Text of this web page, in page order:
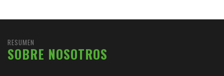
RESUMEN
SOBRE NOSOTROS